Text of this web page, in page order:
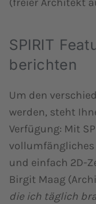
SPIRIT
berichten
Um den
werden, steht
Verfügung: Mit
vollumfängliches
und einfach 2D-
Birgit Maag
die ich täglich